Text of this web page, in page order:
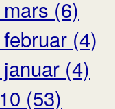
mars (6)
februar (4)
januar (4)
(53)